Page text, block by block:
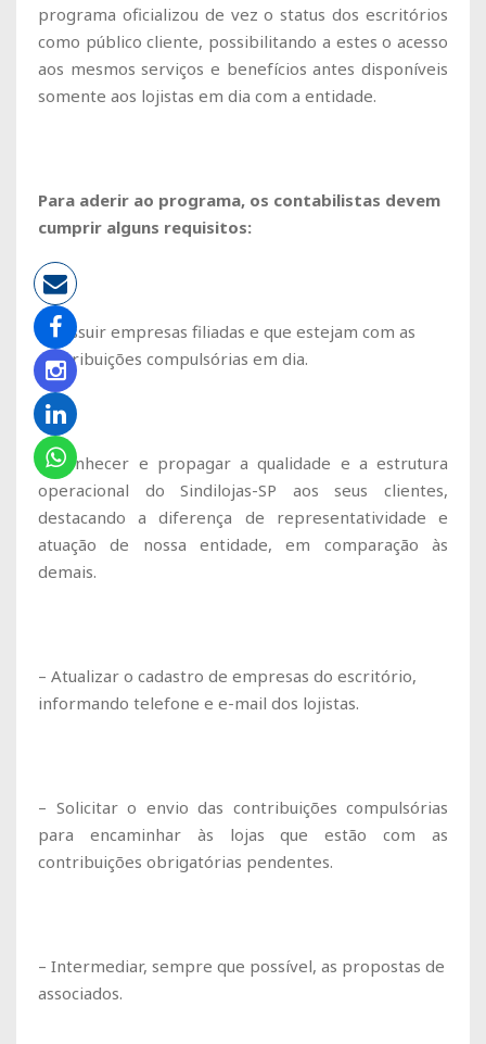
programa oficializou de vez o status dos escritórios
como público cliente, possibilitando a estes o acesso
aos mesmos serviços e benefícios antes disponíveis
somente aos lojistas em dia com a entidade.
Para aderir ao programa, os contabilistas devem
cumprir alguns requisitos:
– Possuir empresas filiadas e que estejam com as
contribuições compulsórias em dia.
– Conhecer e propagar a qualidade e a estrutura
operacional do Sindilojas-SP aos seus clientes,
destacando a diferença de representatividade e
atuação de nossa entidade, em comparação às
demais.
– Atualizar o cadastro de empresas do escritório,
informando telefone e e-mail dos lojistas.
– Solicitar o envio das contribuições compulsórias
para encaminhar às lojas que estão com as
contribuições obrigatórias pendentes.
– Intermediar, sempre que possível, as propostas de
associados.